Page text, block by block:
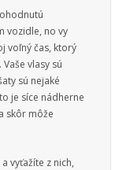
vozidle, no vy
voľný čas, ktorý
vlasy sú
sú nejaké
je síce nádherne
skôr môže
vyťažíte z nich,